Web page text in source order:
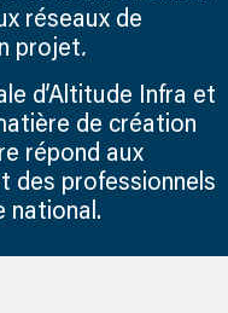
réseaux de
projet.
d’Altitude Infra et
de création
répond aux
des professionnels
national.